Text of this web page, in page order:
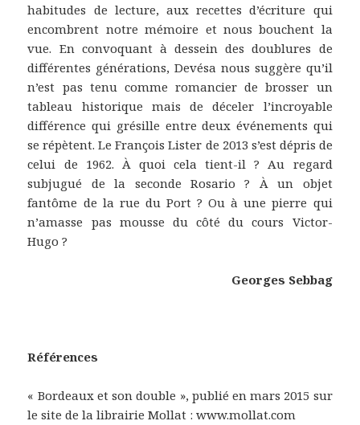
habitudes de lecture, aux recettes d’écriture qui
encombrent notre mémoire et nous bouchent la
vue. En convoquant à dessein des doublures de
différentes générations, Devésa nous suggère qu’il
n’est pas tenu comme romancier de brosser un
tableau historique mais de déceler l’incroyable
différence qui grésille entre deux événements qui
se répètent. Le François Lister de 2013 s’est dépris de
celui de 1962. À quoi cela tient-il ? Au regard
subjugué de la seconde Rosario ? À un objet
fantôme de la rue du Port ? Ou à une pierre qui
n’amasse pas mousse du côté du cours Victor-
Hugo ?
Georges Sebbag
Références
« Bordeaux et son double », publié en mars 2015 sur
le site de la librairie Mollat : www.mollat.com